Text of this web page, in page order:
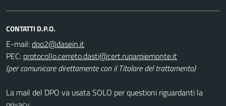
CONTATTI D.P.O.
E-mail:
PEC:
(per comunicare direttamente con il Titolare del trattamento)
La mail del DPO va usata SOLO per questioni riguardanti la